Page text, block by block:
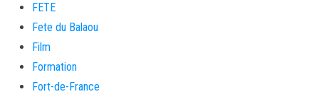
FETE
Fete du Balaou
Film
Formation
Fort-de-France